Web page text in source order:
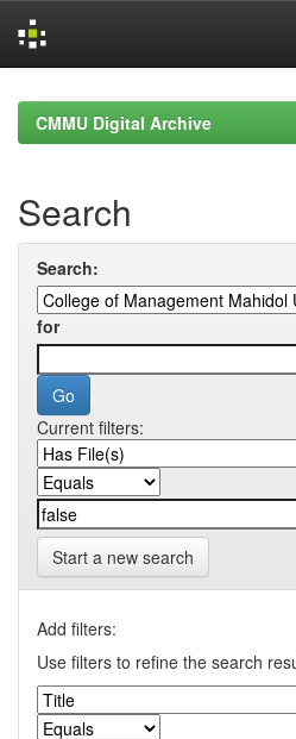
navigationCMMU Digital Archive
Search
Search:
for
Current filters:
Start a new search
Add filters:
Use filters to refine the search